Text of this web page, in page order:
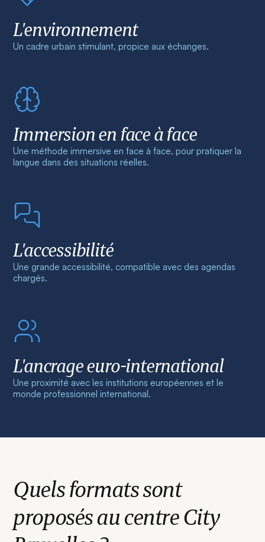
L'environnement
Un cadre urbain stimulant, propice aux échanges.
Immersion en face à face
Une méthode immersive en face à face, pour pratiquer la
langue dans des situations réelles.
L'accessibilité
Une grande accessibilité, compatible avec des agendas
chargés.
L'ancrage euro-international
Une proximité avec les institutions européennes et le
monde professionnel international.
Quels formats sont
proposés au centre City